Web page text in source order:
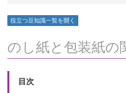
役立つ豆知識一覧を開く
のし紙と包装紙の
目次